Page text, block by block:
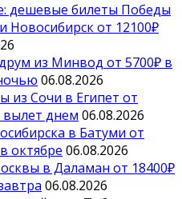
дешевые билеты Победы
Новосибирск от 12100₽
из Минвод от 5700₽ в
06.08.2026
из Сочи в Египет от
вылет днем 06.08.2026
в Батуми от
октябре 06.08.2026
в Даламан от 18400₽
06.08.2026